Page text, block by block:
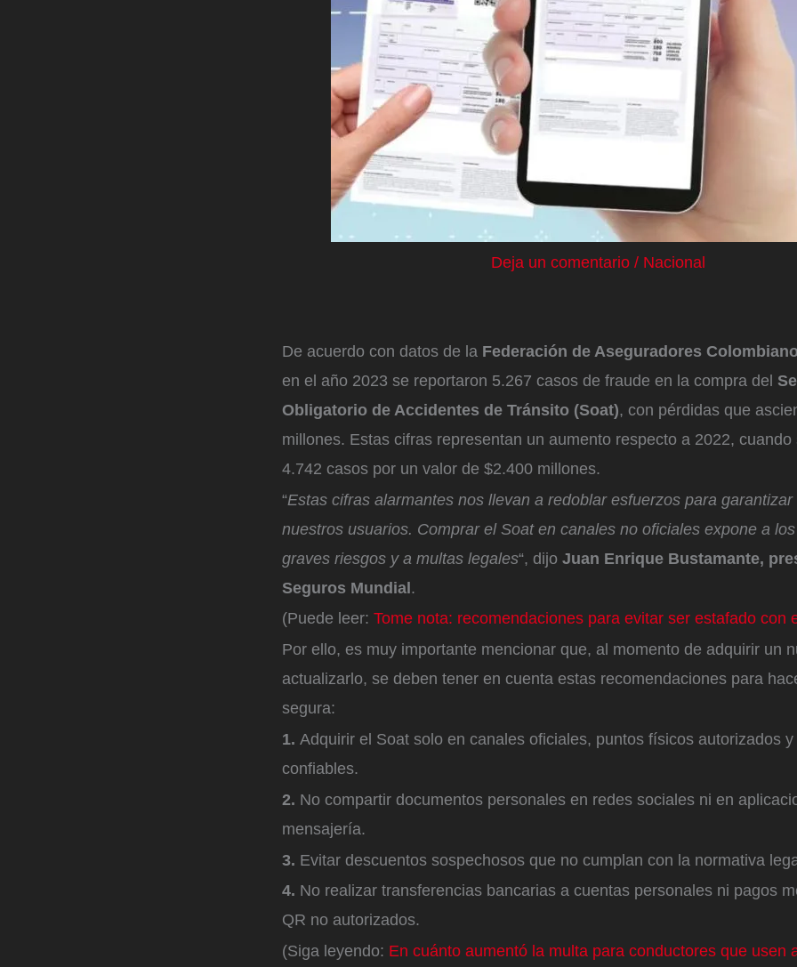
Deja un comentario / Nacional
De acuerdo con datos de la Federación de Aseguradores
en el año 2023 se reportaron 5.267 casos de fraude en la compra del
Obligatorio de Accidentes de Tránsito (Soat), con pérdidas que
millones. Estas cifras representan un aumento respecto a 2022, cuando
4.742 casos por un valor de $2.400 millones.
“Estas cifras alarmantes nos llevan a redoblar esfuerzos para
nuestros usuarios. Comprar el Soat en canales no oficiales expone a
graves riesgos y a multas legales“, dijo Juan Enrique Bustamante,
Seguros Mundial.
(Puede leer: Tome nota: recomendaciones para evitar ser estafado con
Por ello, es muy importante mencionar que, al momento de adquirir un
actualizarlo, se deben tener en cuenta estas recomendaciones para
segura:
1. Adquirir el Soat solo en canales oficiales, puntos físicos autorizados
confiables.
2. No compartir documentos personales en redes sociales ni en
mensajería.
3. Evitar descuentos sospechosos que no cumplan con la normativa
4. No realizar transferencias bancarias a cuentas personales ni pagos
QR no autorizados.
(Siga leyendo: En cuánto aumentó la multa para conductores que usen